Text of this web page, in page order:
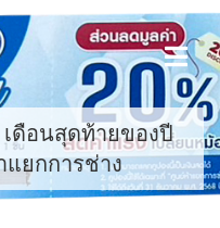
ดือนสุดท้ายของปี
ยกการช่าง